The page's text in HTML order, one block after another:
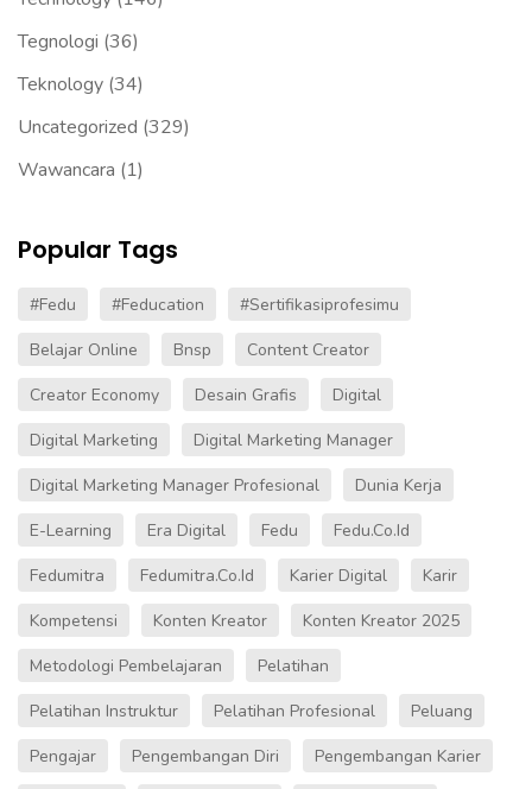
Tegnologi (36)
Teknology (34)
Uncategorized (329)
Wawancara (1)
Popular Tags
#fedu #Feducation
#sertifikasiprofesimu
Belajar Online
Bnsp
Content Creator
Creator Economy
Desain Grafis
Digital
Digital Marketing
Digital Marketing Manager
Digital Marketing Manager Profesional
Dunia Kerja
E-Learning
Era Digital Fedu
Fedu.co.id
Fedumitra
Fedumitra.co.id Karier Digital
Karir
Kompetensi
Konten Kreator
Konten Kreator 2025
Metodologi Pembelajaran
Pelatihan
Pelatihan Instruktur
Pelatihan Profesional
Peluang
Pengajar
Pengembangan Diri
Pengembangan Karier